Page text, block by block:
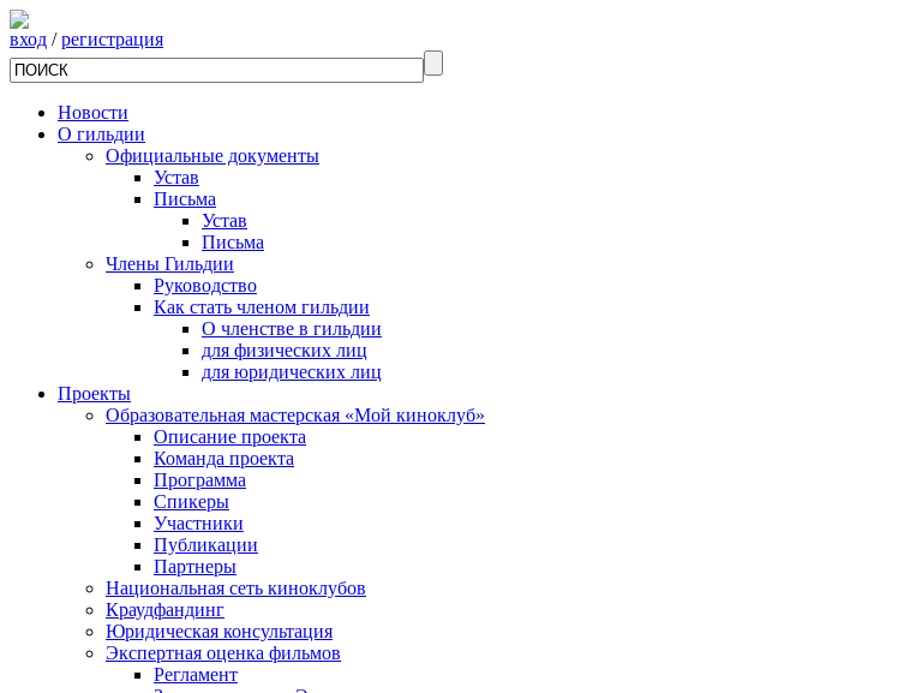
вход /регистрация
Новости
О гильдии
Официальные документы
Устав
Письма
Устав
Письма
Члены Гильдии
Руководство
Как стать членом гильдии
О членстве в гильдии
для физических лиц
для юридических лиц
Проекты
Образовательная мастерская «Мой киноклуб»
Описание проекта
Команда проекта
Программа
Спикеры
Участники
Публикации
Партнеры
Национальная сеть киноклубов
Краудфандинг
Юридическая консультация
Экспертная оценка фильмов
Регламент